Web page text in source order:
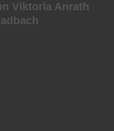
Viktoria Anrath